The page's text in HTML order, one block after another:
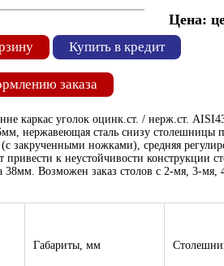
Цена:
Купить в кредит
заказа
каркас уголок оцинк.ст. / нерж.ст.
нержавеющая сталь снизу столешницы
закрученными ножками), средняя
к неустойчивости конструкции
38мм. Возможен заказ столов с 2-мя, 3-
Габариты, мм